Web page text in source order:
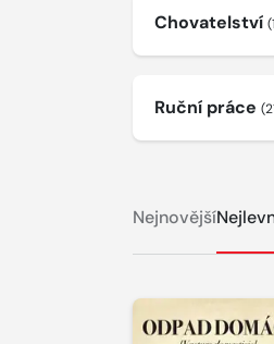
Chovatelství
Ruční práce
Nejnovější